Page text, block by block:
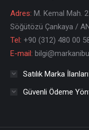
Adres: M. Kemal Mah.
Söğütözü Çankaya /
Tel: +90 (312) 480 00
E-mail:
Satılık Marka İlanları
Güvenli Ödeme